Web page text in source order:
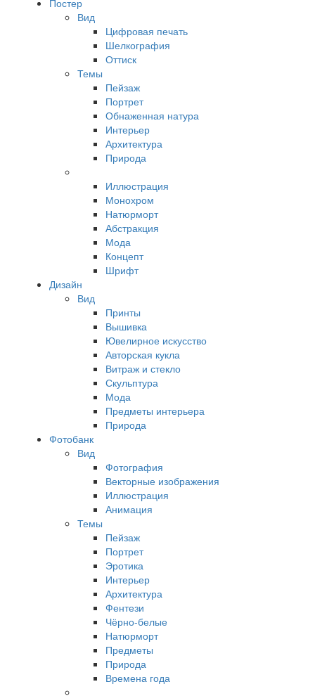
Постер
Вид
Цифровая печать
Шелкография
Оттиск
Темы
Пейзаж
Портрет
Обнаженная натура
Интерьер
Архитектура
Природа
Иллюстрация
Монохром
Натюрморт
Абстракция
Мода
Концепт
Шрифт
Дизайн
Вид
Принты
Вышивка
Ювелирное искусство
Авторская кукла
Витраж и стекло
Скульптура
Мода
Предметы интерьера
Природа
Фотобанк
Вид
Фотография
Векторные изображения
Иллюстрация
Анимация
Темы
Пейзаж
Портрет
Эротика
Интерьер
Архитектура
Фентези
Чёрно-белые
Натюрморт
Предметы
Природа
Времена года